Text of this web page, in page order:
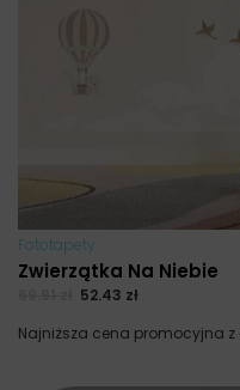
Fototapety
Zwierzątka Na Niebie
52.43 zł
Najniższa cena promocyjna